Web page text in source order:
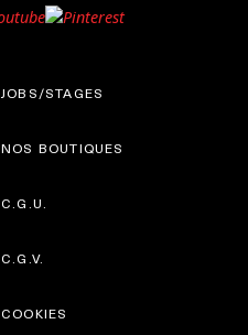
JOBS/STAGES
NOS BOUTIQUES
C.G.U.
C.G.V.
COOKIES